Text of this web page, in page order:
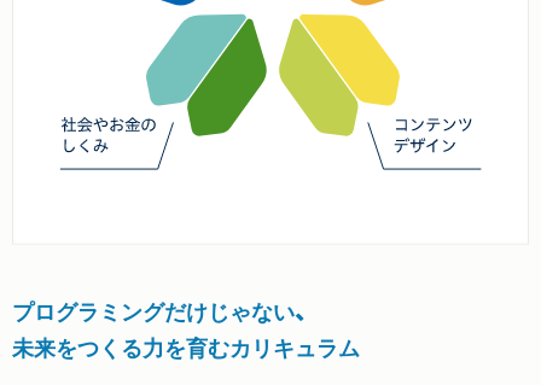
プログラミングだけじゃない、
未来をつくる力を育むカリキュラム